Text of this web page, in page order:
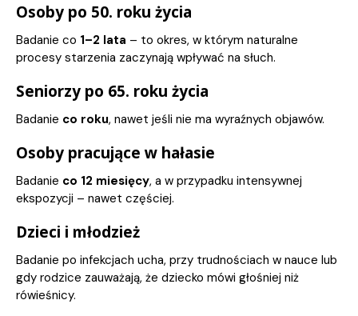
Osoby po 50. roku życia
Badanie co 1–2 lata – to okres, w którym naturalne
procesy starzenia zaczynają wpływać na słuch.
Seniorzy po 65. roku życia
Badanie co roku, nawet jeśli nie ma wyraźnych objawów.
Osoby pracujące w hałasie
Badanie co 12 miesięcy, a w przypadku intensywnej
ekspozycji – nawet częściej.
Dzieci i młodzież
Badanie po infekcjach ucha, przy trudnościach w nauce lub
gdy rodzice zauważają, że dziecko mówi głośniej niż
rówieśnicy.